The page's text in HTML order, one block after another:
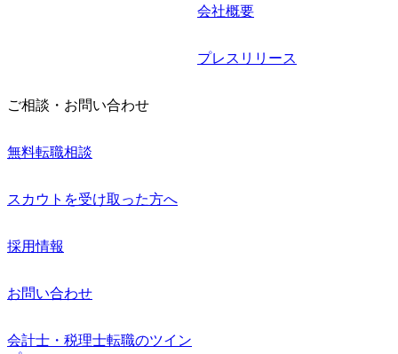
会社概要
プレスリリース
ご相談・お問い合わせ
無料転職相談
スカウトを受け取った方へ
採用情報
お問い合わせ
会計士・税理士転職のツイン